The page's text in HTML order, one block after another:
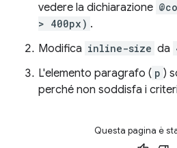
vedere la dichiarazione
> 400px) .
Modifica inline-size da
L'elemento paragrafo ( p )
perché non soddisfa i
Questa pagina è